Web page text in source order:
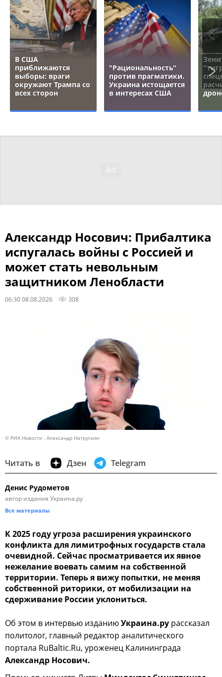
В США
приближаются
выборы: враги
окружают Трампа со
всех сторон
"Рациональность"
против прагматики.
Украина истощается
в интересах США
Александр Носович: Прибалтика
испугалась войны с Россией и
может стать невольным
защитником Ленобласти
06:30 08.08.2026 308
© РИА Новости . Александр Натрускин
Читать в Дзен Telegram
Денис Рудометов
автор издания Украина.ру
Все материалы
К 2025 году угроза расширения украинского
конфликта для лимитрофных государств стала
очевидной. Сейчас просматривается их явное
нежелание воевать самим на собственной
территории. Теперь я вижу попытки, не меняя
собственной риторики, от мобилизации на
сдерживание России уклониться.
Об этом в интервью изданиюУкраина.ру рассказал
политолог, главный редактор аналитического
портала RuBaltic.Ru, уроженец Калининграда
Александр Носович.